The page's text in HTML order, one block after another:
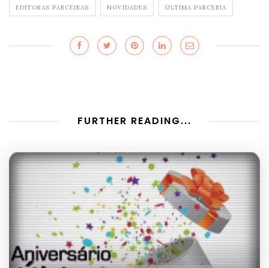
EDITORAS PARCEIRAS NOVIDADES ÚLTIMA PARCERIA
FURTHER READING...